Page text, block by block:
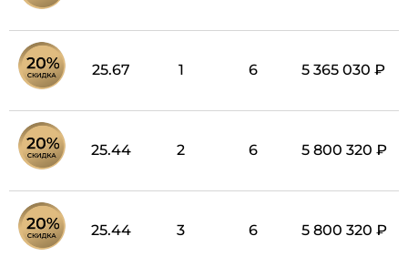
25.67 1 6 5 365 030 ₽
25.44 2 6 5 800 320 ₽
25.44 3 6 5 800 320 ₽